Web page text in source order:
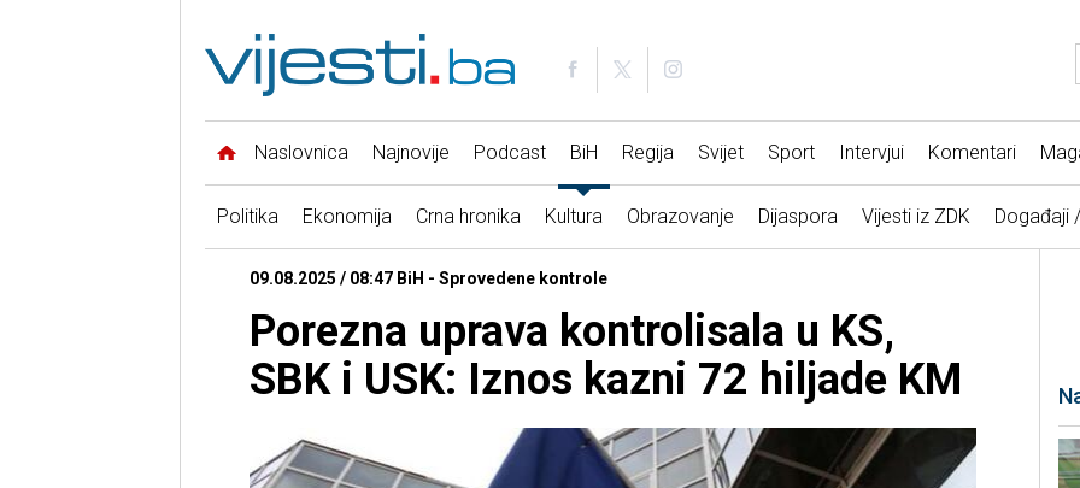
Naslovnica Najnovije Podcast BiH Regija Svijet Sport Intervjui Komentari
Politika Ekonomija Crna hronika Kultura Obrazovanje Dijaspora Vijesti iz ZDK Događaji
09.08.2025 / 08:47 BiH - Sprovedene kontrole
Porezna uprava kontrolisala u KS,
SBK i USK: Iznos kazni 72 hiljade KM